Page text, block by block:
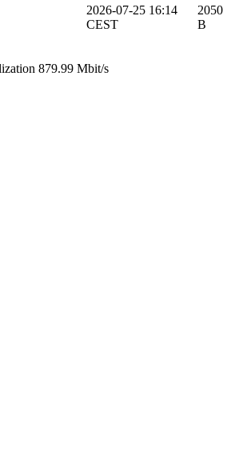
2026-07-25 16:14
CEST
2050
B
879.99 Mbit/s